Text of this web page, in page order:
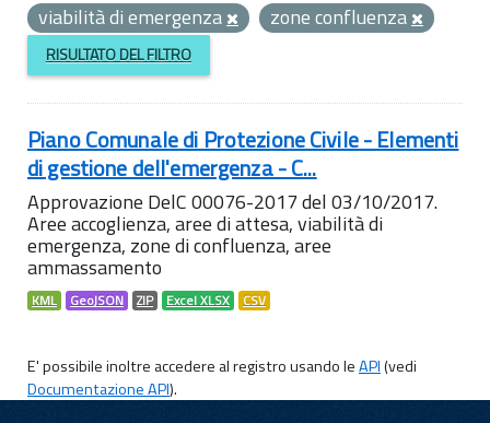
viabilità di emergenza
zone confluenza
RISULTATO DEL FILTRO
Piano Comunale di Protezione Civile - Elementi
di gestione dell'emergenza - C...
Approvazione DelC 00076-2017 del 03/10/2017.
Aree accoglienza, aree di attesa, viabilità di
emergenza, zone di confluenza, aree
ammassamento
KML GeoJSON ZIP Excel XLSX CSV
E' possibile inoltre accedere al registro usando leAPI(vedi
Documentazione API).